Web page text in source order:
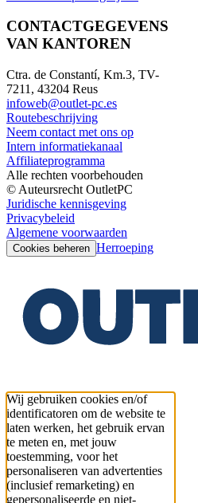
CONTACTGEGEVENS
VAN KANTOREN
Ctra. de Constantí, Km.3, TV-
7211, 43204 Reus
infoweb@outlet-pc.es
Routebeschrijving
Neem contact met ons op
Intern informatiekanaal
Affiliateprogramma
Alle rechten voorbehouden
© Auteursrecht OutletPC
Juridische kennisgeving
Privacybeleid
Algemene voorwaarden
Cookies beheren Herroeping
Wij gebruiken cookies en/of
identificatoren om de website te
laten werken, het gebruik ervan
te meten en, met jouw
toestemming, voor het
personaliseren van advertenties
(inclusief remarketing) en
gepersonaliseerde en niet-